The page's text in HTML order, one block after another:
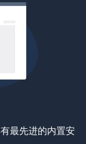
最先进的内置安